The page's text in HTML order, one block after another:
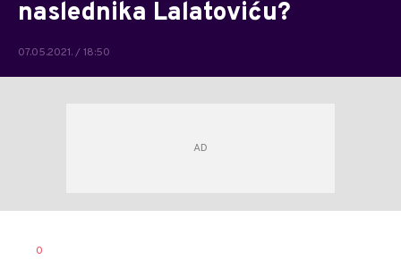
naslednika Lalatoviću?
07.05.2021. / 18:50
AUTOR
0